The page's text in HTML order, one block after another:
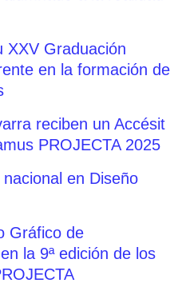
XXV Graduación
en la formación de
reciben un Accésit
PROJECTA 2025
en Diseño
Gráfico de
la 9ª edición de los